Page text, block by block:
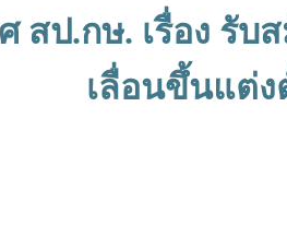
สป.กษ. เรื่อง รั
เลื่อนขึ้นแต่ง